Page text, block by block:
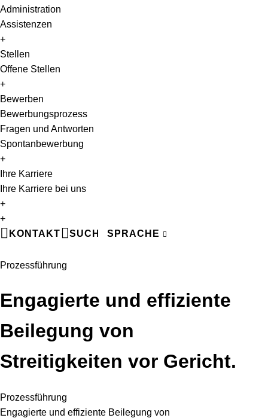
Administration
Assistenzen
+
Stellen
Offene Stellen
+
Bewerben
Bewerbungsprozess
Fragen und Antworten
Spontanbewerbung
+
Ihre Karriere
Ihre Karriere bei uns
+
+
KONTAKT
SUCHE SPRACHE
FR
Prozessführung
Engagierte und effiziente
Beilegung von
Streitigkeiten vor Gericht.
Prozessführung
Engagierte und effiziente Beilegung von